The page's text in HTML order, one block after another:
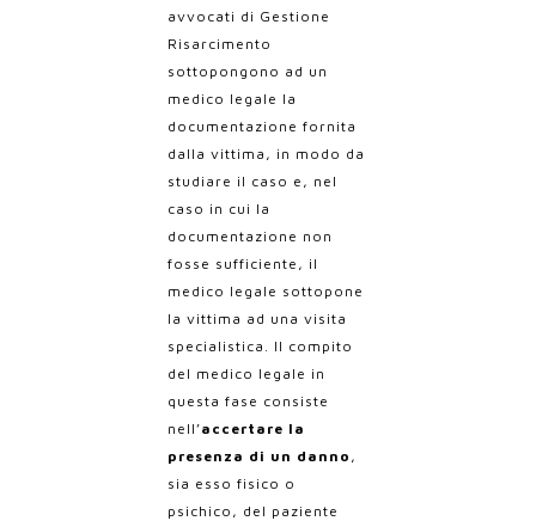
avvocati di Gestione
Risarcimento
sottopongono ad un
medico legale la
documentazione fornita
dalla vittima, in modo da
studiare il caso e, nel
caso in cui la
documentazione non
fosse sufficiente, il
medico legale sottopone
la vittima ad una visita
specialistica.
Il compito
del medico legale in
questa fase consiste
nell’accertare la
presenza di un danno ,
sia esso fisico o
psichico, del paziente